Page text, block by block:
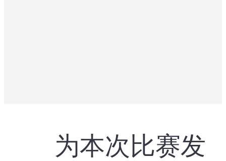
为本次比赛发